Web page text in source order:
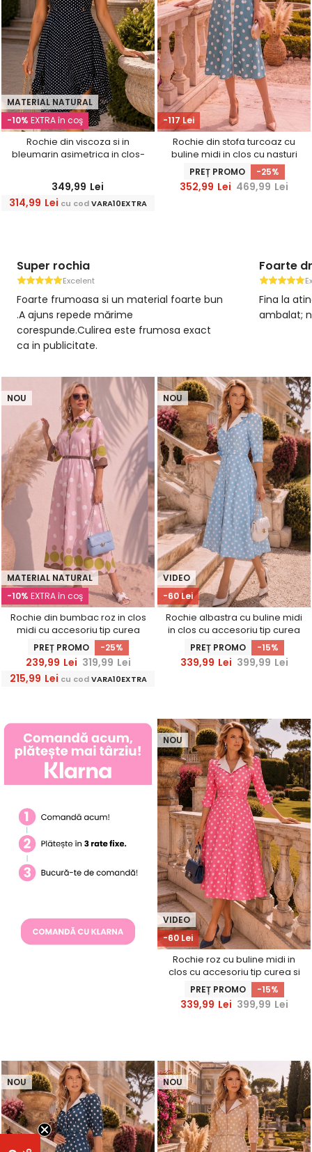
-10% EXTRA în coş
MATERIAL NATURAL
Rochie din viscoza si in
bleumarin asimetrica in clos-
349,99 Lei
314,99 Lei cu codVARA10EXTRA
-117 Lei
Rochie din stofa turcoaz cu
buline midi in clos cu nasturi
aurii decorativi - StarShinerS
PREȚ PROMO -25%
352,99 Lei 469,99 Lei
Super rochia
Excelent
Foarte frumoasa si un material foarte bun
.A ajuns repede mărime
corespunde.Culirea este frumosa exact
ca in publicitate.
Foarte
Fina la
ambalat;
-10% EXTRA în coş
MATERIAL NATURAL
NOU
Rochie din bumbac roz in clos
midi cu accesoriu tip curea
PREȚ PROMO -25%
239,99 Lei 319,99 Lei
215,99 Lei cu codVARA10EXTRA
-60 Lei
VIDEO
NOU
Rochie albastra cu buline midi
in clos cu accesoriu tip curea
si buzunare - StarShinerS
PREȚ PROMO -15%
339,99 Lei 399,99 Lei
-60 Lei
VIDEO
NOU
Rochie roz cu buline midi in
clos cu accesoriu tip curea si
buzunare - StarShinerS
PREȚ PROMO -15%
339,99 Lei 399,99 Lei
NOU NOU